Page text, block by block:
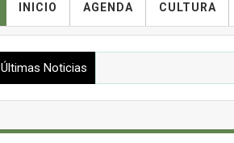
INICIO AGENDA CULTURA
Últimas Noticias